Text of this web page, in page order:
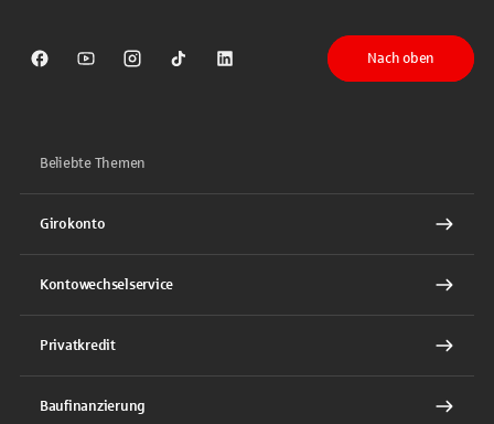
Sparkasse auf Facebook
Sparkasse auf Youtube
Sparkasse auf Instagram
Sparkasse auf TikTok
Sparkasse auf LinkedIn
Nach oben
Beliebte Themen
Girokonto
Kontowechselservice
Privatkredit
Baufinanzierung